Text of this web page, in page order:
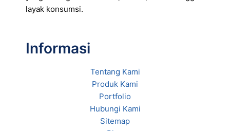
layak konsumsi.
Informasi
Tentang Kami
Produk Kami
Portfolio
Hubungi Kami
Sitemap